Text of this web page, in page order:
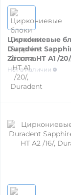
СМАЗКА
Циркониевые
Duradent
Zircona HT A1 /
Duradent
Нет в наличии